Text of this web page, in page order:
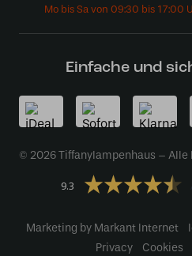
Einfache und
© 2026 Tiffanylampenhaus – Alle
9.3
Marketing by Markant Internet
Privacy
Cookies